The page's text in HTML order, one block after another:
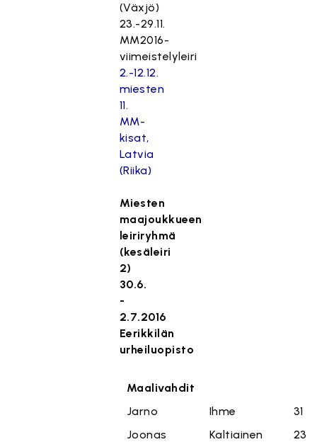
(Växjö)
23.-29.11.
MM2016-
viimeistelyleiri
2.-12.12.
miesten
11.
MM-
kisat,
Latvia
(Riika)
Miesten
maajoukkueen
leiriryhmä
(kesäleiri
2)
30.6.
-
2.7.2016
Eerikkilän
urheiluopisto
Maalivahdit
Jarno
Ihme
31
Joonas
Kaltiainen 23